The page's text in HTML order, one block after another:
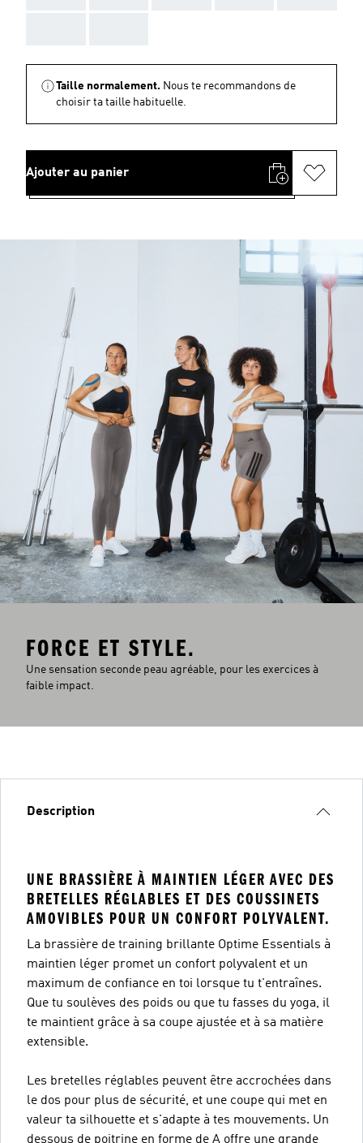
Taille normalement. Nous te recommandons de
choisir ta taille habituelle.
Ajouter au panier
FORCE ET STYLE.
Une sensation seconde peau agréable, pour les exercices à
faible impact.
Description
UNE BRASSIÈRE À MAINTIEN LÉGER AVEC DES
BRETELLES RÉGLABLES ET DES COUSSINETS
AMOVIBLES POUR UN CONFORT POLYVALENT.
La brassière de training brillante Optime Essentials à
maintien léger promet un confort polyvalent et un
maximum de confiance en toi lorsque tu t'entraînes.
Que tu soulèves des poids ou que tu fasses du yoga, il
te maintient grâce à sa coupe ajustée et à sa matière
extensible.
Les bretelles réglables peuvent être accrochées dans
le dos pour plus de sécurité, et une coupe qui met en
valeur ta silhouette et s'adapte à tes mouvements. Un
dessous de poitrine en forme de A offre une grande